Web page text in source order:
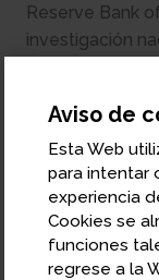
Reserve Bank
investigación
entidades
de pagos. Ha
científicas
colaborador
comunicación.
Aviso de
Esta Web
para intentar
experiencia
Cookies se
funciones
regrese a la